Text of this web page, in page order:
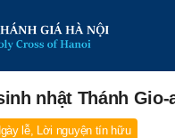
nhật Thánh Gio-
lễ, Lời nguyện tín hữu